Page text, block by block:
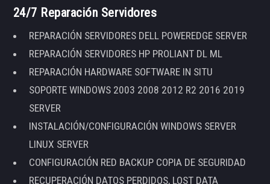
24/7 Reparación Servidores
REPARACIÓN SERVIDORES DELL POWEREDGE SERVER
REPARACIÓN SERVIDORES HP PROLIANT DL ML
REPARACIÓN HARDWARE SOFTWARE IN SITU
SOPORTE WINDOWS 2003 2008 2012 R2 2016 2019
SERVER
INSTALACIÓN/CONFIGURACIÓN WINDOWS SERVER
LINUX SERVER
CONFIGURACIÓN RED BACKUP COPIA DE SEGURIDAD
RECUPERACIÓN DATOS PERDIDOS, LOST DATA